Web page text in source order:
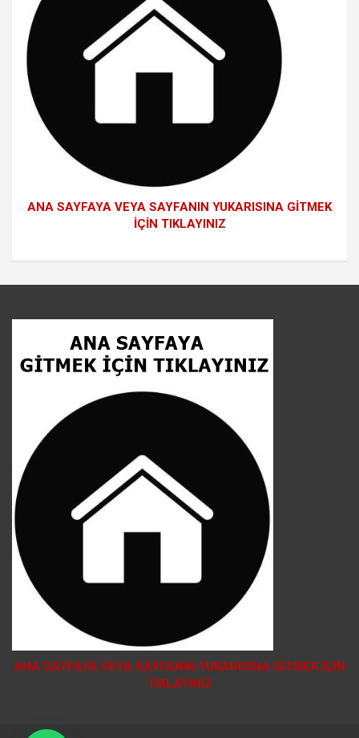
ANA SAYFAYA VEYA SAYFANIN YUKARISINA GİTMEK
İÇİN TIKLAYINIZ
ANA SAYFAYA VEYA SAYFANIN YUKARISINA GİTMEK İÇİN
TIKLAYINIZ